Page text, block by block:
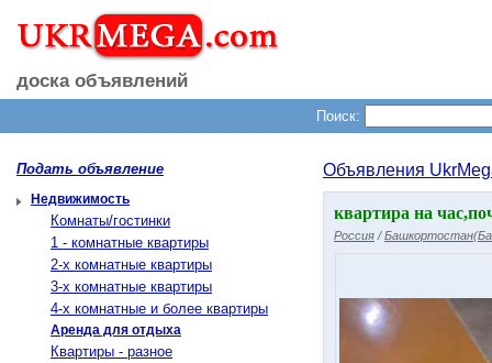
доска объявлений
Поиск:
Подать объявление
Недвижимость
Комнаты/гостинки
1 - комнатные квартиры
2-х комнатные квартиры
3-х комнатные квартиры
4-х комнатные и более квартиры
Аренда для отдыха
Квартиры - разное
Объявления
квартира на
Россия /